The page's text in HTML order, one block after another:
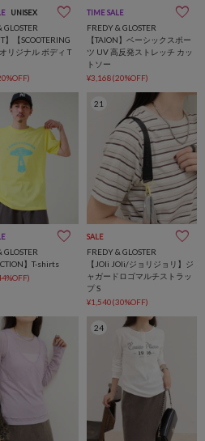
UNISEX
GLOSTER
T】【SCOOTERING
リジナル ボディ T
TIME SALE
FREDY & GLOSTER
【TAION】ベーシックスポー
ツ UV 高反発ストレッチ カッ
トソー
¥3,168(20%OFF)
GLOSTER
】T-shirts
21
SALE
FREDY & GLOSTER
【JOli JOli/ジョリジョリ】ジ
ャガードロゴマルチストラッ
プ S
¥1,540(30%OFF)
24